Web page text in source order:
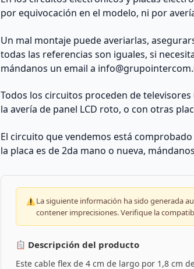
de
TV
cantidad
por equivocación en el modelo, ni por
Un mal montaje puede averiarlas,
todas las referencias son iguales, si
mándanos un email a
Todos los circuitos proceden de
la avería de panel LCD roto, o con otras
El circuito que vendemos está
la placa es de 2da mano o nueva,
La siguiente información ha sido generada
contener imprecisiones. Verifique la
Descripción del producto
Este cable flex de 4 cm de largo por 1,8 cm